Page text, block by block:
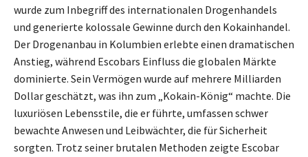
wurde zum Inbegriff des internationalen Drogenhandels
und generierte kolossale Gewinne durch den Kokainhandel.
Der Drogenanbau in Kolumbien erlebte einen dramatischen
Anstieg, während Escobars Einfluss die globalen Märkte
dominierte. Sein Vermögen wurde auf mehrere Milliarden
Dollar geschätzt, was ihn zum „Kokain-König“ machte. Die
luxuriösen Lebensstile, die er führte, umfassen schwer
bewachte Anwesen und Leibwächter, die für Sicherheit
sorgten. Trotz seiner brutalen Methoden zeigte Escobar